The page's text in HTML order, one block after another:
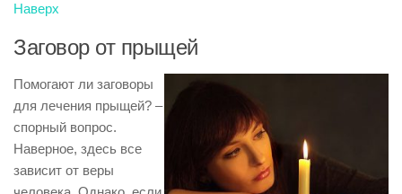
Наверх
Заговор от прыщей
Помогают ли заговоры
для лечения прыщей? –
спорный вопрос.
Наверное, здесь все
зависит от веры